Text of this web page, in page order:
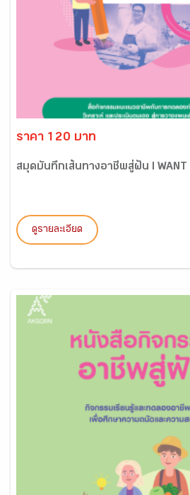
ราคา 120 บาท
สมุดบันทึกเส้นทางอาชีพสู่ฝัน I WANT
ดูรายละเอียด